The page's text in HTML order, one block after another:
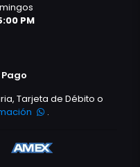
PM
Tarjeta de Débito o
.